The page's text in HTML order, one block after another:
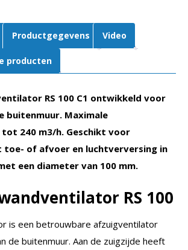
Productgegevens Video
producten
RS 100 C1 ontwikkeld voor
buitenmuur. Maximale
240 m3/h. Geschikt voor
toe- of afvoer en luchtverversing in
een diameter van 100 mm.
RS 100
is een betrouwbare afzuigventilator
de buitenmuur. Aan de zuigzijde heeft